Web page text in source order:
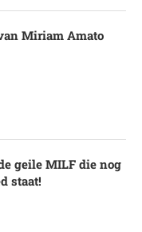
Miriam Amato
geile MILF die nog
staat!